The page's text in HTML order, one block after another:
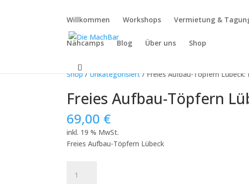
Willkommen Workshops Vermietung &
Nähcamps Blog Über uns Shop
Shop/Unkategorisiert/ Freies Aufbau-Töpfern Lübeck:
Freies Aufbau-Töpfern
69,00 €
inkl. 19 % MwSt.
Freies Aufbau-Töpfern Lübeck
Aufbau-